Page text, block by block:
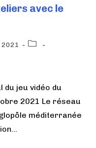
avec le
2021
du jeu vidéo du
2021 Le réseau
méditerranée